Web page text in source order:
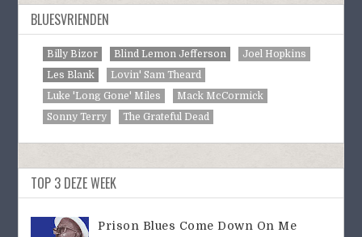
BLUESVRIENDEN
Billy Bizor Blind Lemon Jefferson
Joel Hopkins
Les Blank
Lovin' Sam Theard
Luke 'Long Gone' Miles
Mack McCormick
Sonny Terry
The Grateful Dead
TOP 3 DEZE WEEK
Prison Blues Come Down On Me